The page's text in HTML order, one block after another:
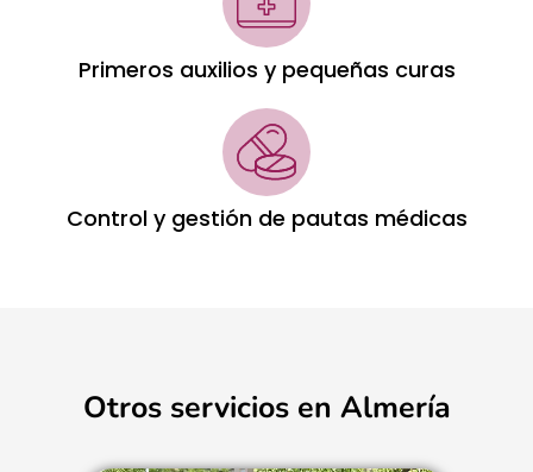
Primeros auxilios y pequeñas curas
Control y gestión de pautas médicas
Otros servicios en Almería